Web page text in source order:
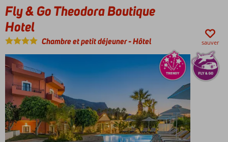
Un
complexe
spacieux
Piscines
belles
vues
sur la
mer
Activités
amusantes
pour petits
et grands
Fly & Go Theodora Boutique
Hotel
Chambre et petit déjeuner-Hôtel sauver